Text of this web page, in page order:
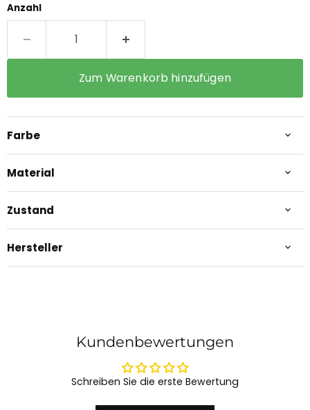
Anzahl
Zum Warenkorb hinzufügen
Farbe
Material
Zustand
Hersteller
Kundenbewertungen
Schreiben Sie die erste Bewertung